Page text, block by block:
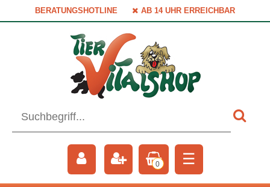
BERATUNGSHOTLINE AB 14 UHR ERREICHBAR
0 ☰